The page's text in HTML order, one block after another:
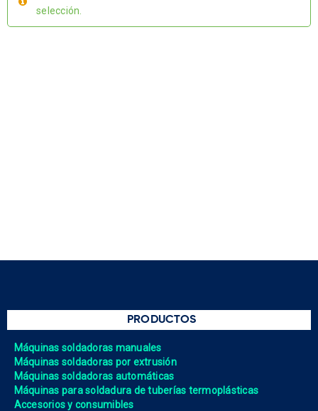
selección.
PRODUCTOS
Máquinas soldadoras manuales
Máquinas soldadoras por extrusión
Máquinas soldadoras automáticas
Máquinas para soldadura de tuberías termoplásticas
Accesorios y consumibles